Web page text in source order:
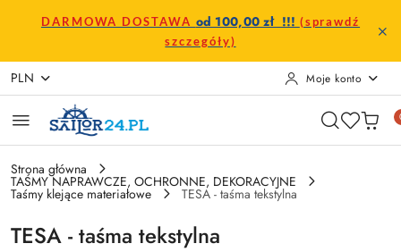
Przejdź do treści głównej
Przejdź do wyszukiwarki
Przejdź do moje konto
Przejdź do menu głównego
Przejdź do stopki
DARMOWA DOSTAWA od 100,00 zł !!! (sprawdź
szczegóły)
PLN Moje konto
Strona główna
TAŚMY NAPRAWCZE, OCHRONNE, DEKORACYJNE
Taśmy klejące materiałowe TESA - taśma tekstylna
TESA - taśma tekstylna